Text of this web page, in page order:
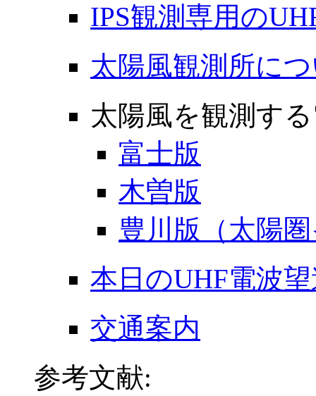
IPS観測専用の
太陽風観測所に
太陽風を観測す
富士版
木曽版
豊川版（太陽
本日のUHF電波
交通案内
参考文献: